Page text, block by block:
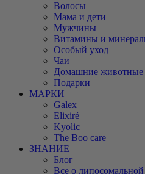
Волосы
Мама и дети
Мужчины
Витамины и
Особый уход
Чаи
Домашние животные
Подарки
МАРКИ
Galex
Elixiré
Kyolic
The Boo care
ЗНАНИЕ
Блог
Все о